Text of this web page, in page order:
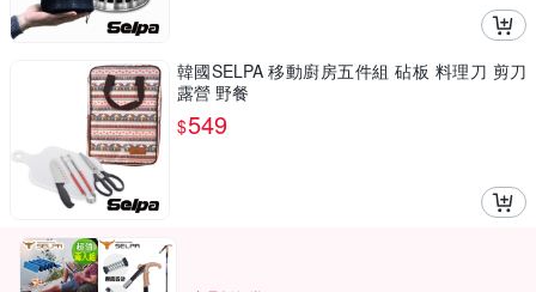
韓國SELPA 移動廚房五件組 砧板 料理刀 剪刀
露營 野餐
$549